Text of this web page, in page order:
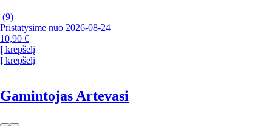
(9)
Pristatysime nuo 2026‑08‑24
10,90 €
Į krepšelį
Į krepšelį
Gamintojas Artevasi